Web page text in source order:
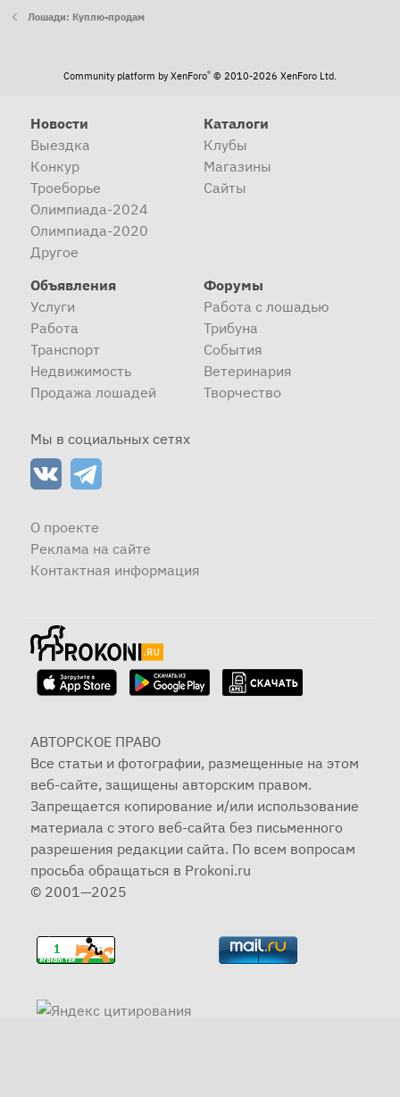
Лошади: Куплю-продам
Community platform by XenForo® © 2010-2026 XenForo Ltd.
Новости
Выездка
Конкур
Троеборье
Олимпиада-2024
Олимпиада-2020
Другое
Каталоги
Клубы
Магазины
Сайты
Объявления
Услуги
Работа
Транспорт
Недвижимость
Продажа лошадей
Форумы
Работа с лошадью
Трибуна
События
Ветеринария
Творчество
Мы в социальных сетях
О проекте
Реклама на сайте
Контактная информация
АВТОРСКОЕ ПРАВО
Все статьи и фотографии, размещенные на этом
веб-сайте, защищены авторским правом.
Запрещается копирование и/или использование
материала с этого веб-сайта без письменного
разрешения редакции сайта. По всем вопросам
просьба обращаться в Prokoni.ru
© 2001—2025